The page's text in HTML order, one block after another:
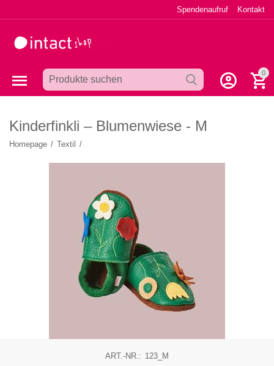
Spendenaufruf Kontakt
0
Kinderfinkli – Blumenwiese - M
Homepage / Textil /
ART.-NR.: 123_M